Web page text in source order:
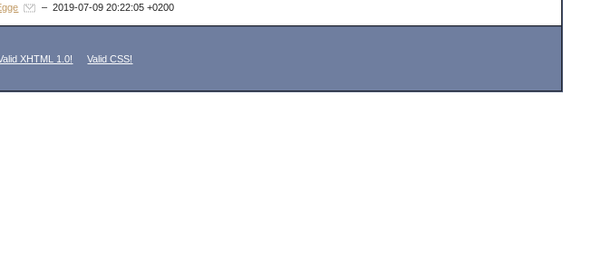
– 2019-07-09 20:22:05 +0200
XHTML 1.0! Valid CSS!